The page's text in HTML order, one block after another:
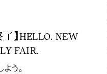
了】HELLO. NEW
FAIR.​
う。